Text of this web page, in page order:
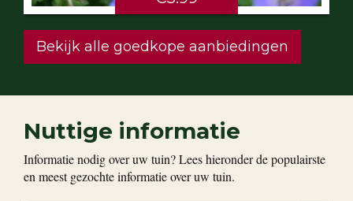
Bekijk alle goedkope aanbiedingen
Nuttige informatie
Informatie nodig over uw tuin? Lees hieronder de populairste
en meest gezochte informatie over uw tuin.